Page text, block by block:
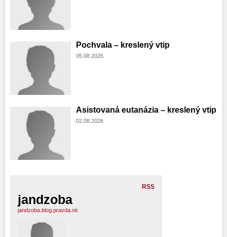
Pochvala – kreslený vtip
05.08.2026
Asistovaná eutanázia – kreslený vtip
02.08.2026
RSS
jandzoba
jandzoba.blog.pravda.sk